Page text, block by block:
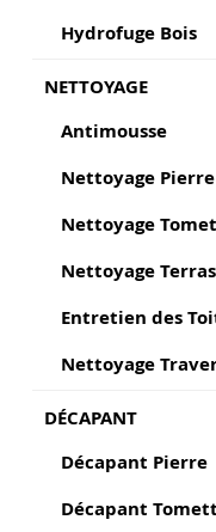
Hydrofuge Bois
NETTOYAGE
Antimousse
Nettoyage
Nettoyage
Nettoyage
Entretien des
Nettoyage
DÉCAPANT
Décapant Pierre
Décapant